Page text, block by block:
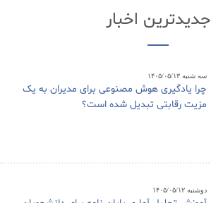
جدیدترین اخبار
سه شنبه ۱۴۰۵/۰۵/۱۳
چرا یادگیری هوش مصنوعی برای مدیران به یک
مزیت رقابتی تبدیل شده است؟
دوشنبه ۱۴۰۵/۰۵/۱۲